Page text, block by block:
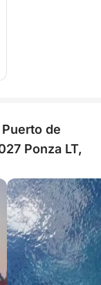
de
Ponza LT,